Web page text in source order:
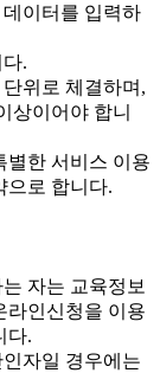
이터를 입력하
.
위로 체결하며,
상이어야 합니
한 서비스 이용
으로 합니다.
자는 교육정보
라인신청을 이용
다.
자일 경우에는